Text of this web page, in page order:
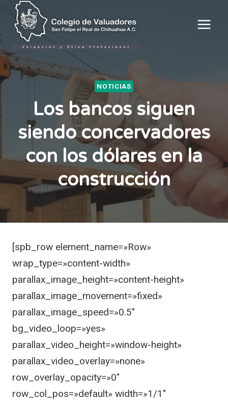
Saltar
contenido
NOTICIAS
Los bancos siguen
siendo concervadores
con los dólares en la
construcción
[spb_row element_name=»Row»
wrap_type=»content-width»
parallax_image_height=»content-height»
parallax_image_movement=»fixed»
parallax_image_speed=»0.5″
bg_video_loop=»yes»
parallax_video_height=»window-height»
parallax_video_overlay=»none»
row_overlay_opacity=»0″
row_col_pos=»default» width=»1/1″